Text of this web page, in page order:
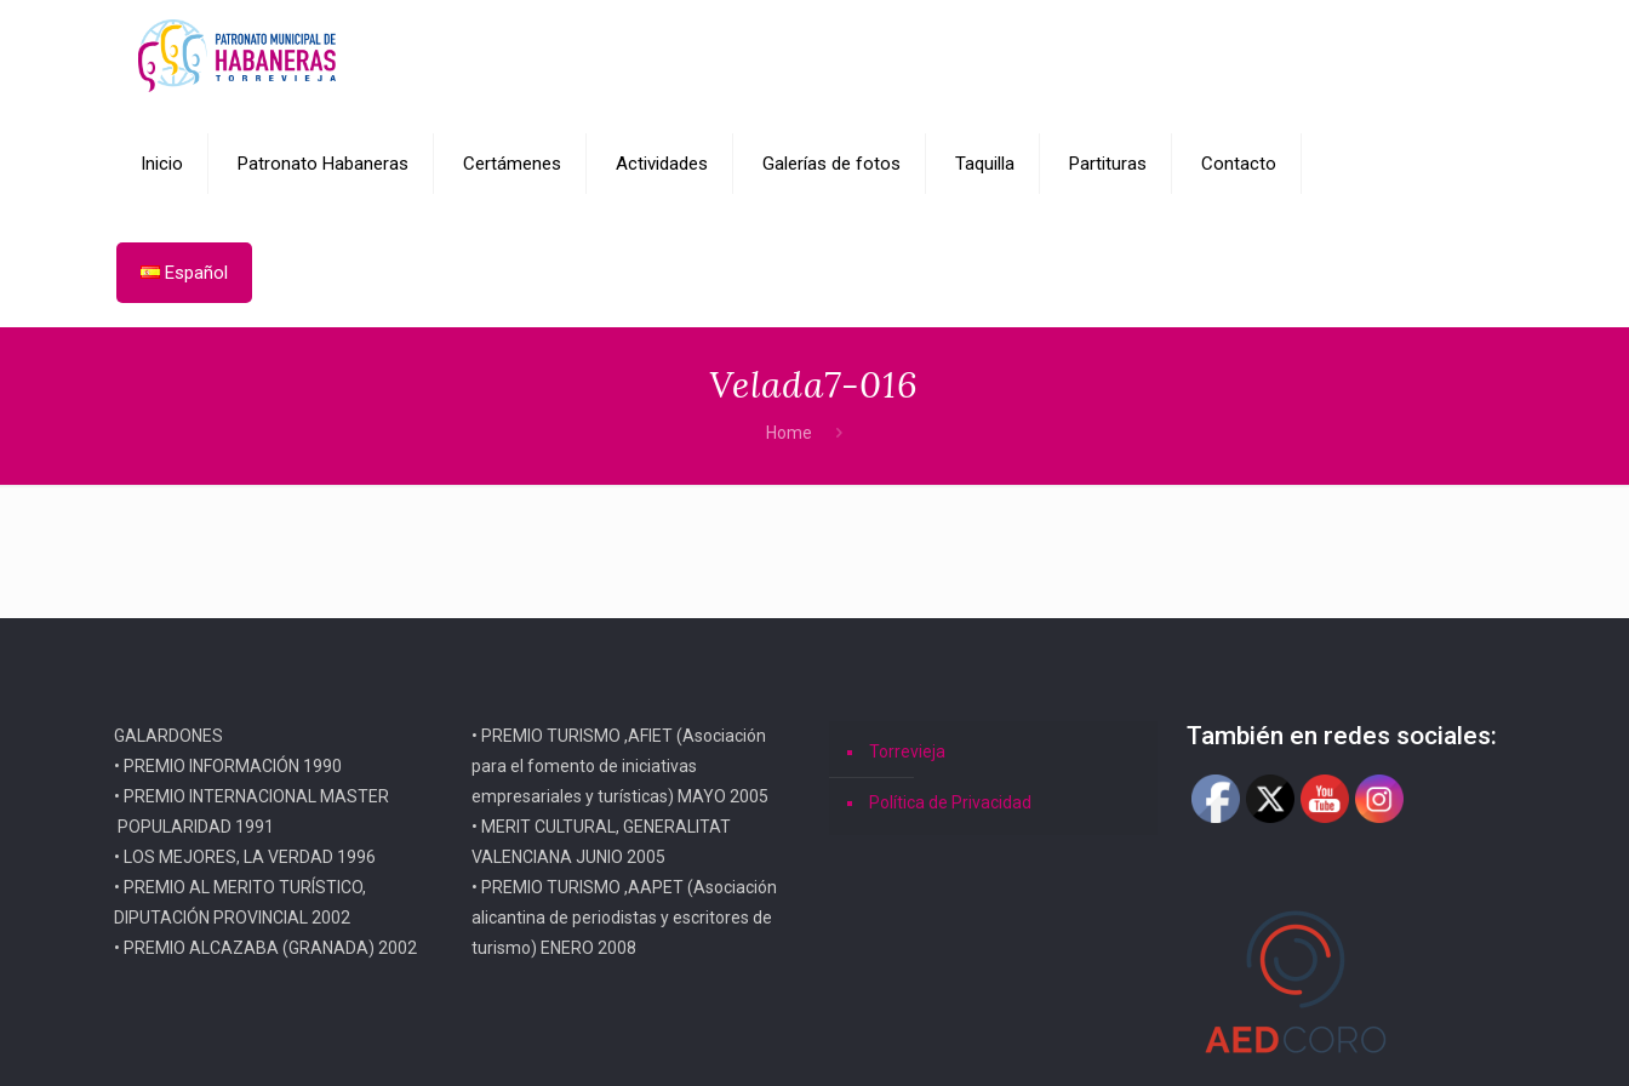
Inicio Patronato Habaneras Certámenes Actividades Galerías de fotos Taquilla Partituras Contacto
Español
Velada7-016
Home
GALARDONES
• PREMIO INFORMACIÓN 1990
• PREMIO INTERNACIONAL MASTER
POPULARIDAD 1991
• LOS MEJORES, LA VERDAD 1996
• PREMIO AL MERITO TURÍSTICO,
DIPUTACIÓN PROVINCIAL 2002
• PREMIO ALCAZABA (GRANADA) 2002
• PREMIO TURISMO ,AFIET (Asociación
para el fomento de iniciativas
empresariales y turísticas) MAYO 2005
• MERIT CULTURAL, GENERALITAT
VALENCIANA JUNIO 2005
• PREMIO TURISMO ,AAPET (Asociación
alicantina de periodistas y escritores de
turismo) ENERO 2008
Torrevieja
Política de Privacidad
También en redes sociales: